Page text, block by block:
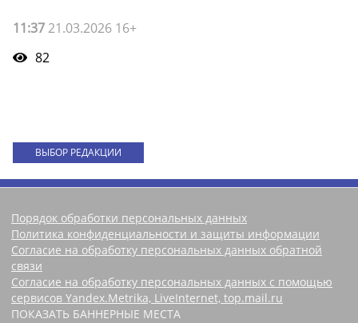
11:37 21.03.2026 16+
82
ВЫБОР РЕДАКЦИИ
Порядок обработки персональных данных
Политика конфиденциальности и защиты информации
Согласие на обработку персональных данных обратной
связи
Согласие на обработку персональных данных с помощью
сервисов Yandex.Metrika, LiveInternet, top.mail.ru
ПОКАЗАТЬ БАННЕРНЫЕ МЕСТА